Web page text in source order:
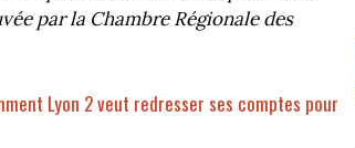
par la Chambre Régionale des
Lyon 2 veut redresser ses comptes pour